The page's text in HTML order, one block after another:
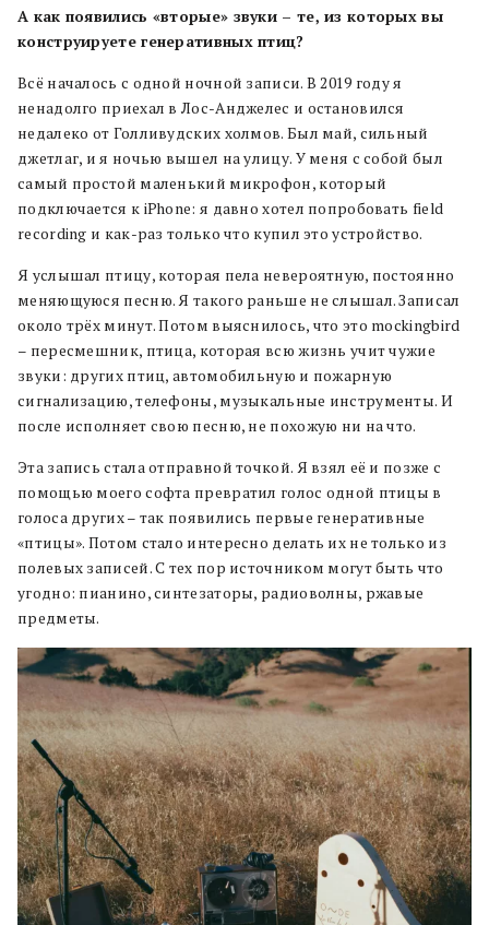
А как появились «вторые» звуки – те, из которых вы
конструируете генеративных птиц?
Всё началось с одной ночной записи. В 2019 году я
ненадолго приехал в Лос-Анджелес и остановился
недалеко от Голливудских холмов. Был май, сильный
джетлаг, и я ночью вышел на улицу. У меня с собой был
самый простой маленький микрофон, который
подключается к iPhone: я давно хотел попробовать field
recording и как-раз только что купил это устройство.
Я услышал птицу, которая пела невероятную, постоянно
меняющуюся песню. Я такого раньше не слышал. Записал
около трёх минут. Потом выяснилось, что это mockingbird
– пересмешник, птица, которая всю жизнь учит чужие
звуки: других птиц, автомобильную и пожарную
сигнализацию, телефоны, музыкальные инструменты. И
после исполняет свою песню, не похожую ни на что.
Эта запись стала отправной точкой. Я взял её и позже с
помощью моего софта превратил голос одной птицы в
голоса других – так появились первые генеративные
«птицы». Потом стало интересно делать их не только из
полевых записей. С тех пор источником могут быть что
угодно: пианино, синтезаторы, радиоволны, ржавые
предметы.